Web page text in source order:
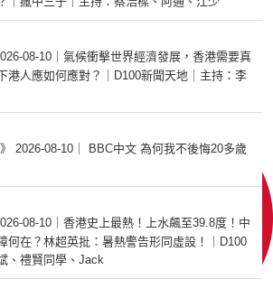
08-10｜氣候衝擊世界經濟發展，香港需要真
港人應如何應對？｜D100新聞天地｜主持：李
2026-08-10｜ BBC中文 為何我不後悔20多歲
08-10｜香港史上最熱！上水飆至39.8度！中
何在？林超英批：暑熱警告形同虛設！｜D100
、禮賢同學、Jack